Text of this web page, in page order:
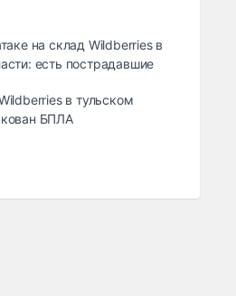
на склад Wildberries в
есть пострадавшие
в тульском
БПЛА